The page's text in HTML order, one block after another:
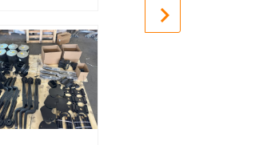
keyboard_arrow_right